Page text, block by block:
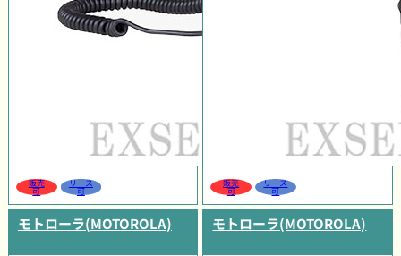
販売
可
リース
可
販売
可
リース
可
モトローラ(MOTOROLA) モトローラ(MOTOROLA)